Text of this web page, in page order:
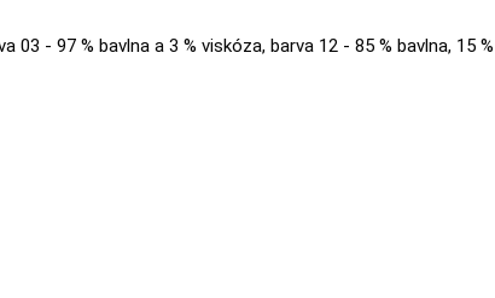
03 - 97 % bavlna a 3 % viskóza, barva 12 - 85 % bavlna, 15